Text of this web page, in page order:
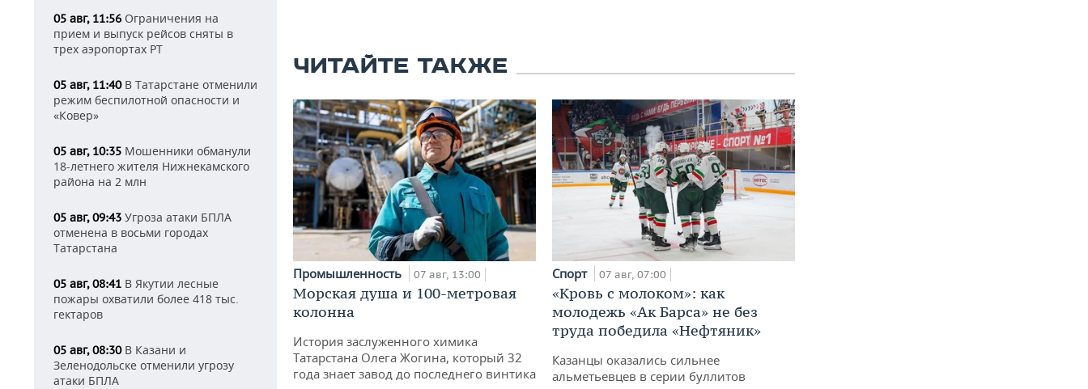
05 авг, 11:56 Ограничения на
прием и выпуск рейсов сняты в
трех аэропортах РТ
05 авг, 11:40В Татарстане отменили
режим беспилотной опасности и
«Ковер»
05 авг, 10:35 Мошенники обманули
18-летнего жителя Нижнекамского
района на 2 млн
05 авг, 09:43 Угроза атаки БПЛА
отменена в восьми городах
Татарстана
05 авг, 08:41 В Якутии лесные
пожары охватили более 418 тыс.
гектаров
05 авг, 08:30В Казани и
Зеленодольске отменили угрозу
атаки БПЛА
ЧИТАЙТЕ ТАКЖЕ
Промышленность 07 авг, 13:00
Морская душа и 100-метровая
колонна
История заслуженного химика
Татарстана Олега Жогина, который 32
года знает завод до последнего винтика
Спорт 07 авг, 07:00
«Кровь с молоком»: как
молодежь «Ак Барса» не без
труда победила «Нефтяник»
Казанцы оказались сильнее
альметьевцев в серии буллитов